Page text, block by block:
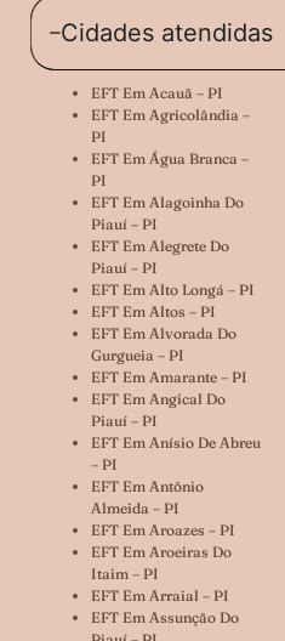
Cidades atendidas
EFT Em Acauã – PI
EFT Em Agricolândia –
PI
EFT Em Água Branca –
PI
EFT Em Alagoinha Do
Piauí – PI
EFT Em Alegrete Do
Piauí – PI
EFT Em Alto Longá – PI
EFT Em Altos – PI
EFT Em Alvorada Do
Gurgueia – PI
EFT Em Amarante – PI
EFT Em Angical Do
Piauí – PI
EFT Em Anísio De Abreu
– PI
EFT Em Antônio
Almeida – PI
EFT Em Aroazes – PI
EFT Em Aroeiras Do
Itaim – PI
EFT Em Arraial – PI
EFT Em Assunção Do